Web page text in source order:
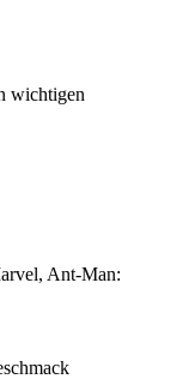
wichtigen
Ant-Man: